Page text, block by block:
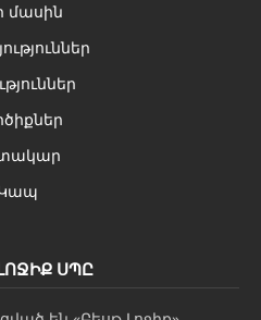
մասին
ՍՊԸ